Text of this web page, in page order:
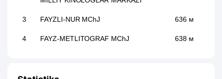
3 FAYZLI-NUR MChJ 636 м
4 FAYZ-METLITOGRAF MChJ 638 м